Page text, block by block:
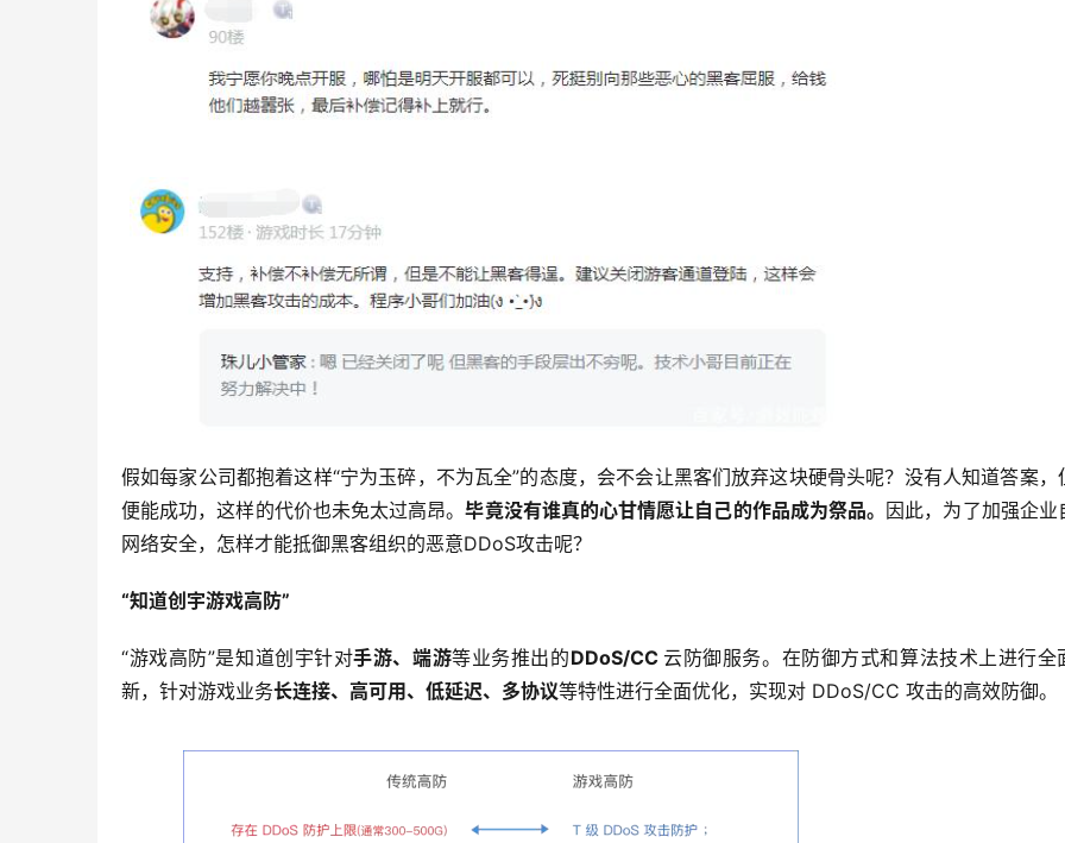
假如每家公司都抱着这样“宁为玉碎，不为瓦全”的态度，会不会让黑客们放弃这块硬骨头呢？没有人知道答案，
便能成功，这样的代价也未免太过高昂。毕竟没有谁真的心甘情愿让自己的作品成为祭品。 因此，为了加强企业
网络安全，怎样才能抵御黑客组织的恶意DDoS攻击呢？
“知道创宇游戏高防”
“游戏高防”是知道创宇针对手游、端游等业务推出的DDoS/CC 云防御服务。在防御方式和算法技术上进行全
新，针对游戏业务长连接、高可用、低延迟、多协议等特性进行全面优化，实现对 DDoS/CC 攻击的高效防御。